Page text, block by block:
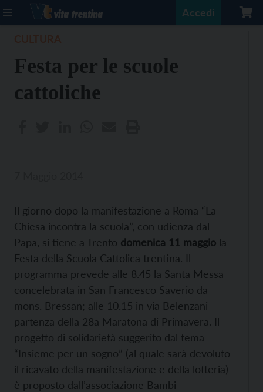
Accedi
Festa per le scuole
cattoliche
Il giorno dopo la manifestazione a Roma “La
Chiesa incontra la scuola”, con udienza dal
Papa, si tiene a Trento domenica 11 maggio la
Festa della Scuola Cattolica trentina. Il
programma prevede alle 8.45 la Santa Messa
concelebrata in San Francesco Saverio da
mons. Bressan; alle 10.15 in via Belenzani
partenza della 28a Maratona di Primavera. Il
progetto di solidarietà suggerito dal tema
“Insieme per un sogno” (al quale sarà devoluto
il ricavato della manifestazione e della lotteria)
è proposto dall’associazione Bambi